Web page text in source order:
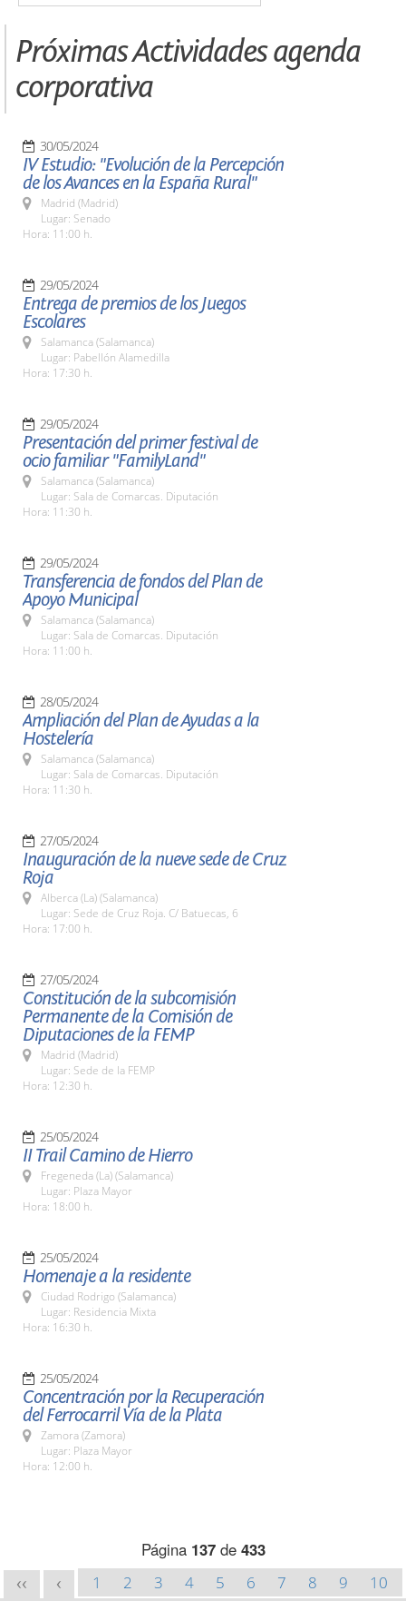
Próximas Actividades agenda
corporativa
30/05/2024
IV Estudio: "Evolución de la Percepción
de los Avances en la España Rural"
Madrid (Madrid)
Lugar: Senado
Hora: 11:00 h.
29/05/2024
Entrega de premios de los Juegos
Escolares
Salamanca (Salamanca)
Lugar: Pabellón Alamedilla
Hora: 17:30 h.
29/05/2024
Presentación del primer festival de
ocio familiar "FamilyLand"
Salamanca (Salamanca)
Lugar: Sala de Comarcas. Diputación
Hora: 11:30 h.
29/05/2024
Transferencia de fondos del Plan de
Apoyo Municipal
Salamanca (Salamanca)
Lugar: Sala de Comarcas. Diputación
Hora: 11:00 h.
28/05/2024
Ampliación del Plan de Ayudas a la
Hostelería
Salamanca (Salamanca)
Lugar: Sala de Comarcas. Diputación
Hora: 11:30 h.
27/05/2024
Inauguración de la nueve sede de Cruz
Roja
Alberca (La) (Salamanca)
Lugar: Sede de Cruz Roja. C/ Batuecas, 6
Hora: 17:00 h.
27/05/2024
Constitución de la subcomisión
Permanente de la Comisión de
Diputaciones de la FEMP
Madrid (Madrid)
Lugar: Sede de la FEMP
Hora: 12:30 h.
25/05/2024
II Trail Camino de Hierro
Fregeneda (La) (Salamanca)
Lugar: Plaza Mayor
Hora: 18:00 h.
25/05/2024
Homenaje a la residente
Ciudad Rodrigo (Salamanca)
Lugar: Residencia Mixta
Hora: 16:30 h.
25/05/2024
Concentración por la Recuperación
del Ferrocarril Vía de la Plata
Zamora (Zamora)
Lugar: Plaza Mayor
Hora: 12:00 h.
Página 137de 433
<< < 1 2 3 4 5 6 7 8 9
10